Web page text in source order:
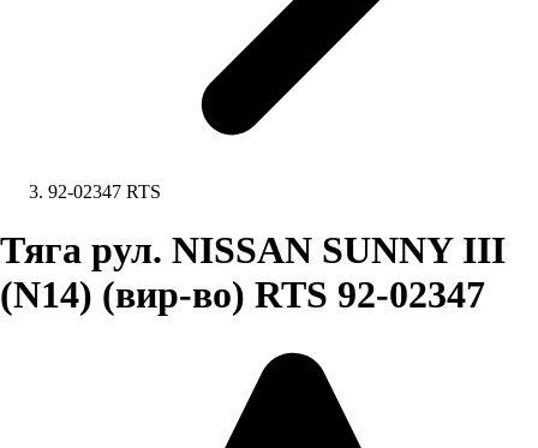
92-02347 RTS
Тяга рул. NISSAN SUNNY III
(N14) (вир-во) RTS 92-02347